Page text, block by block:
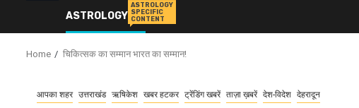
ASTROLOGY
ASTROLOGY
SPECIFIC
CONTENT
Home चिकित्सक का सम्मान भारत का सम्मान!
आपका शहर उत्तराखंड ऋषिकेश खबर हटकर ट्रेंडिंग खबरें ताज़ा ख़बरें देश-विदेश देहरादून